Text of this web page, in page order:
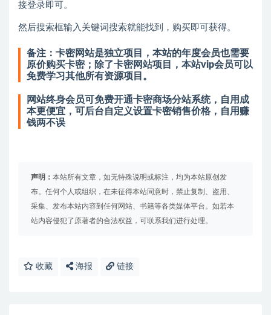
接登录即可。
然后搜索框输入关键词搜索就能找到，购买即可获得。
备注：卡密网站是独立项目，本站的年度会员也需要
原价购买卡密；除了卡密网站项目，本站vip会员可以
免费学习其他所有资源项目。
网站终身会员可免费开通卡密商场分站系统，自用成
本更便宜，可后台自定义设置卡密销售价格，自用赚
钱两不误
声明： 本站所有文章，如无特殊说明或标注，均为本站原创发
布。任何个人或组织，在未征得本站同意时，禁止复制、盗用、
采集、发布本站内容到任何网站、书籍等各类媒体平台。如若本
站内容侵犯了原著者的合法权益，可联系我们进行处理。
收藏 海报 链接